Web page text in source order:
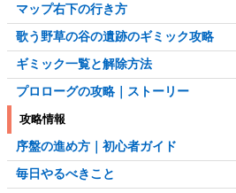
マップ右下の行き方
歌う野草の谷の遺跡のギミック攻略
ギミック一覧と解除方法
プロローグの攻略｜ストーリー
攻略情報
序盤の進め方｜初心者ガイド
毎日やるべきこと